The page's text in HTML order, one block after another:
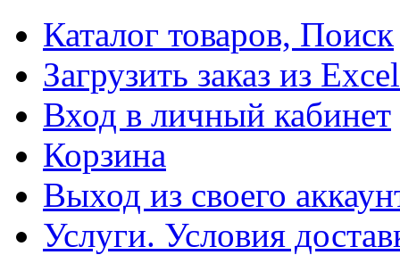
Каталог товаров, Поиск
Загрузить заказ из Excel
Вход в личный кабинет
Корзина
Выход из своего
Услуги. Условия